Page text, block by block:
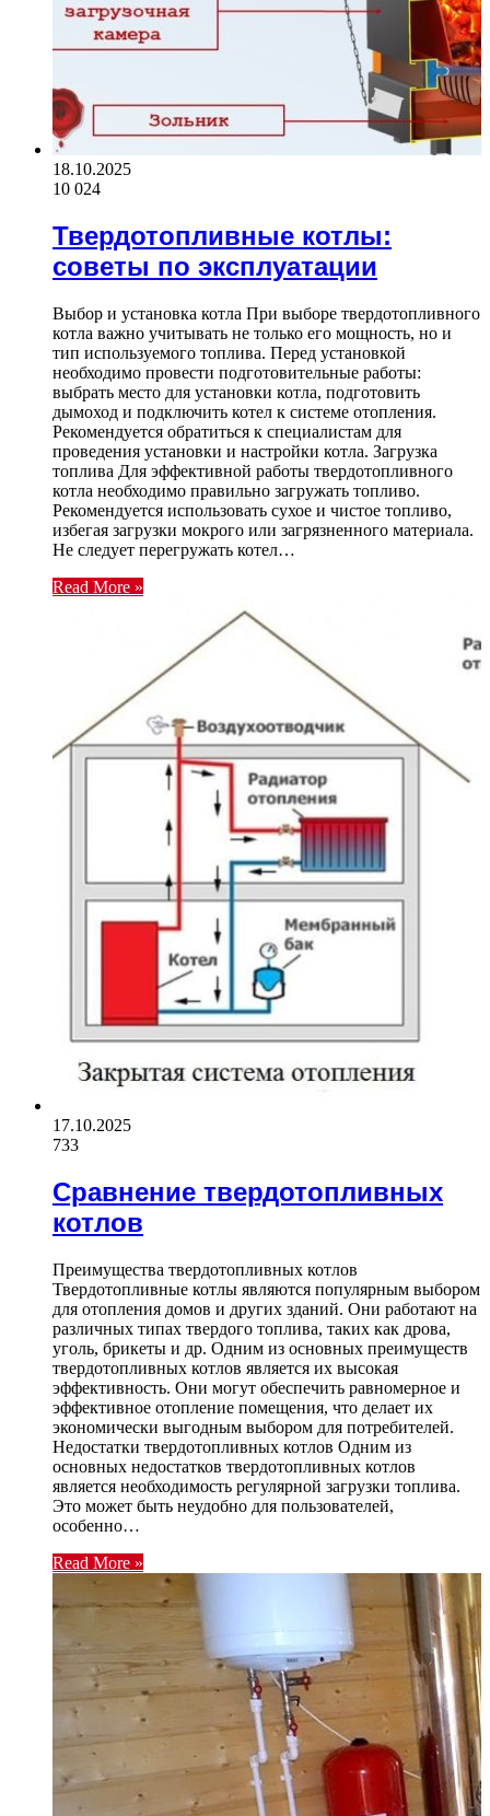
18.10.2025
10 024
Твердотопливные котлы:
советы по эксплуатации
Выбор и установка котла При выборе твердотопливного
котла важно учитывать не только его мощность, но и
тип используемого топлива. Перед установкой
необходимо провести подготовительные работы:
выбрать место для установки котла, подготовить
дымоход и подключить котел к системе отопления.
Рекомендуется обратиться к специалистам для
проведения установки и настройки котла. Загрузка
топлива Для эффективной работы твердотопливного
котла необходимо правильно загружать топливо.
Рекомендуется использовать сухое и чистое топливо,
избегая загрузки мокрого или загрязненного материала.
Не следует перегружать котел…
Read More »
17.10.2025
733
Сравнение твердотопливных
котлов
Преимущества твердотопливных котлов
Твердотопливные котлы являются популярным выбором
для отопления домов и других зданий. Они работают на
различных типах твердого топлива, таких как дрова,
уголь, брикеты и др. Одним из основных преимуществ
твердотопливных котлов является их высокая
эффективность. Они могут обеспечить равномерное и
эффективное отопление помещения, что делает их
экономически выгодным выбором для потребителей.
Недостатки твердотопливных котлов Одним из
основных недостатков твердотопливных котлов
является необходимость регулярной загрузки топлива.
Это может быть неудобно для пользователей,
особенно…
Read More »